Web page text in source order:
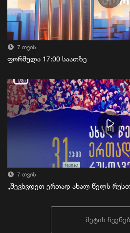
7 თვის
ფორმულა 17:00 საათზე
7 თვის
„შევხვდეთ ერთად ახალ წელს
მეტის